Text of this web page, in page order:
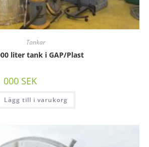
Tankar
liter tank i GAP/Plast
000 SEK
Lägg till i varukorg